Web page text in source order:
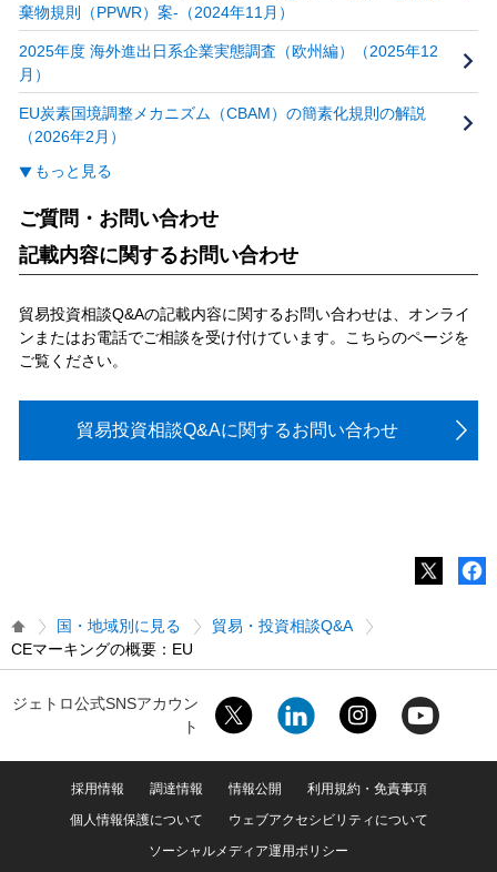
棄物規則（PPWR）案‐（2024年11月）
2025年度 海外進出日系企業実態調査（欧州編）（2025年12
月）
EU炭素国境調整メカニズム（CBAM）の簡素化規則の解説
（2026年2月）
もっと見る
ご質問・お問い合わせ
記載内容に関するお問い合わせ
貿易投資相談Q&Aの記載内容に関するお問い合わせは、オンライ
ンまたはお電話でご相談を受け付けています。こちらのページを
ご覧ください。
貿易投資相談Q&Aに関するお問い合わせ
国・地域別に見る
貿易・投資相談Q&A
CEマーキングの概要：EU
ジェトロ公式SNSアカウン
ト
採用情報 調達情報 情報公開
利用規約・免責事項
個人情報保護について
ウェブアクセシビリティについて
ソーシャルメディア運用ポリシー